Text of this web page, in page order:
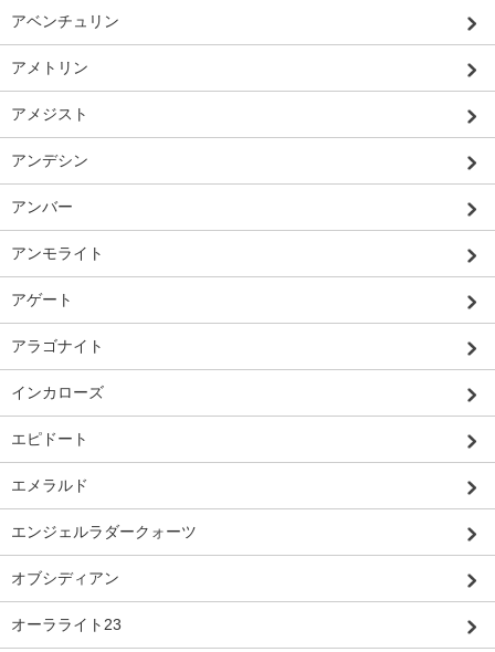
アベンチュリン
アメトリン
アメジスト
アンデシン
アンバー
アンモライト
アゲート
アラゴナイト
インカローズ
エピドート
エメラルド
エンジェルラダークォーツ
オブシディアン
オーラライト23